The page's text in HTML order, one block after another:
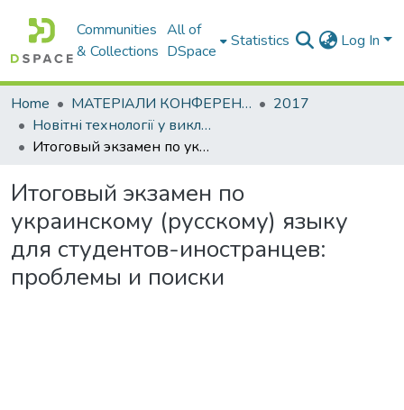
Communities
& Collections
All of
DSpace
Statistics Log In
Home МАТЕРІАЛИ КОНФЕРЕНЦІЙ
2017
Новітні технології у викладанні мов іноземним студентам
Итоговый экзамен по украинскому (русскому) языку для студентов-иностранцев: проблемы и поиски
Итоговый экзамен по
украинскому (русскому) языку
для студентов-иностранцев:
проблемы и поиски